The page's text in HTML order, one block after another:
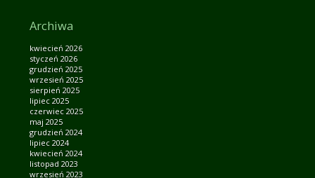
Archiwa
kwiecień 2026
styczeń 2026
grudzień 2025
wrzesień 2025
sierpień 2025
lipiec 2025
czerwiec 2025
maj 2025
grudzień 2024
lipiec 2024
kwiecień 2024
listopad 2023
wrzesień 2023